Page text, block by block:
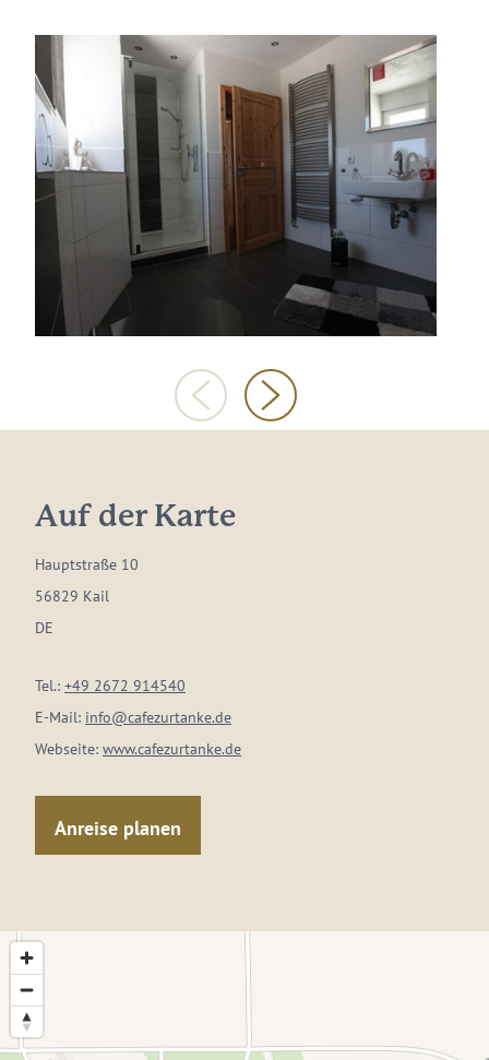
Auf der Karte
Hauptstraße 10
56829 Kail
DE
Tel.: +49 2672 914540
E-Mail: info@cafezurtanke.de
Webseite: www.cafezurtanke.de
Anreise planen